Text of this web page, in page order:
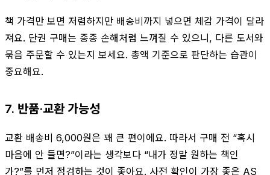
책 가격만 보면 저렴하지만 배송비까지 넣으면 체감 가격이 달라
져요. 단권 구매는 종종 손해처럼 느껴질 수 있으니, 다른 도서와
묶음 주문할 수 있는지 보세요. 총액 기준으로 판단하는 습관이
중요해요.
7. 반품·교환 가능성
교환 배송비 6,000원은 꽤 큰 편이에요. 따라서 구매 전 “혹시
마음에 안 들면?”이라는 생각보다 “내가 정말 원하는 책인
가?”를 먼저 점검하는 것이 좋아요. 사전 확인이 가장 좋은 AS